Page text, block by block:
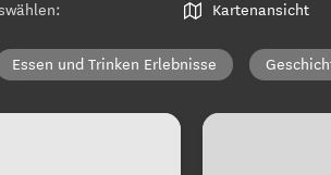
: Kartenansicht
Essen und Trinken Erlebnisse